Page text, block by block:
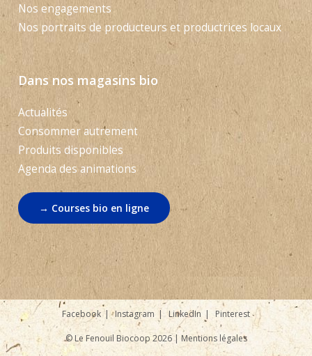
Nos engagements
Nos portraits de producteurs et productrices locaux
Dans nos magasins bio
Actualités
Consommer autrement
Produits disponibles
Agenda des animations
→ Courses bio en ligne
Facebook Instagram LinkedIn Pinterest
© Le Fenouil Biocoop 2026 | Mentions légales